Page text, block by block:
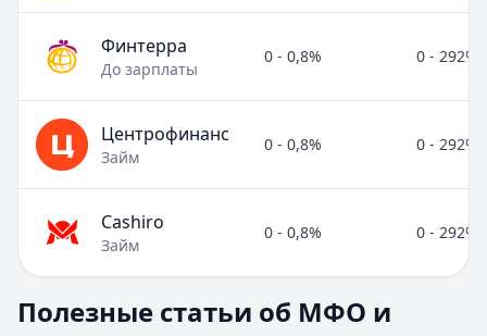
Финтерра
До зарплаты
0 - 0,8% 0 - 292%
Центрофинанс
Займ
0 - 0,8% 0 - 292%
Cashiro
Займ
0 - 0,8% 0 - 292%
Раздел:МФО и микрозаймы. Всего статей: 8.
Полезные статьи об МФО и